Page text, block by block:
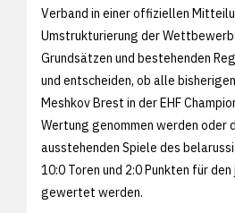
Verband in einer offiziellen
Umstrukturierung der
Grundsätzen und bestehenden
und entscheiden, ob alle
Meshkov Brest in der EHF
Wertung genommen werden oder
ausstehenden Spiele des
10:0 Toren und 2:0 Punkten für
gewertet werden.